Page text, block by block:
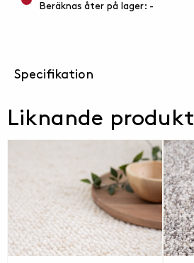
svamp, lite ljummet vatten och
Beräknas åter på lager: -
Specifikation
Liknande